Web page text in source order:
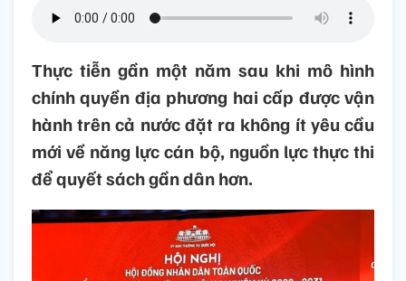
Thực tiễn gần một năm sau khi mô hình
chính quyền địa phương hai cấp được vận
hành trên cả nước đặt ra không ít yêu cầu
mới về năng lực cán bộ, nguồn lực thực thi
để quyết sách gần dân hơn.